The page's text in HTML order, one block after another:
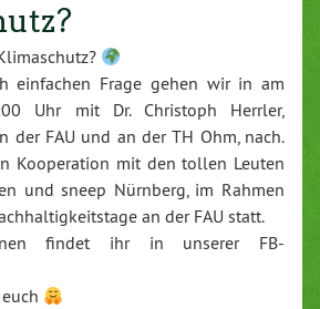
einfachen Frage gehen wir in am
Uhr mit Dr. Christoph Herrler,
der FAU und an der TH Ohm, nach.
Kooperation mit den tollen Leuten
und sneep Nürnberg, im Rahmen
an der FAU statt.
findet ihr in unserer FB-